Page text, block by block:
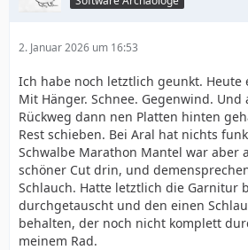
2. Januar 2026 um 16:53
Ich habe noch letztlich geunkt. Heute
Mit Hänger. Schnee. Gegenwind.
Rückweg dann nen Platten hinten
Rest schieben. Bei Aral hat nichts
Schwalbe Marathon Mantel war aber
schöner Cut drin, und
Schlauch. Hatte letztlich die Garnitur
durchgetauscht und den einen
behalten, der noch nicht komplett
meinem Rad.